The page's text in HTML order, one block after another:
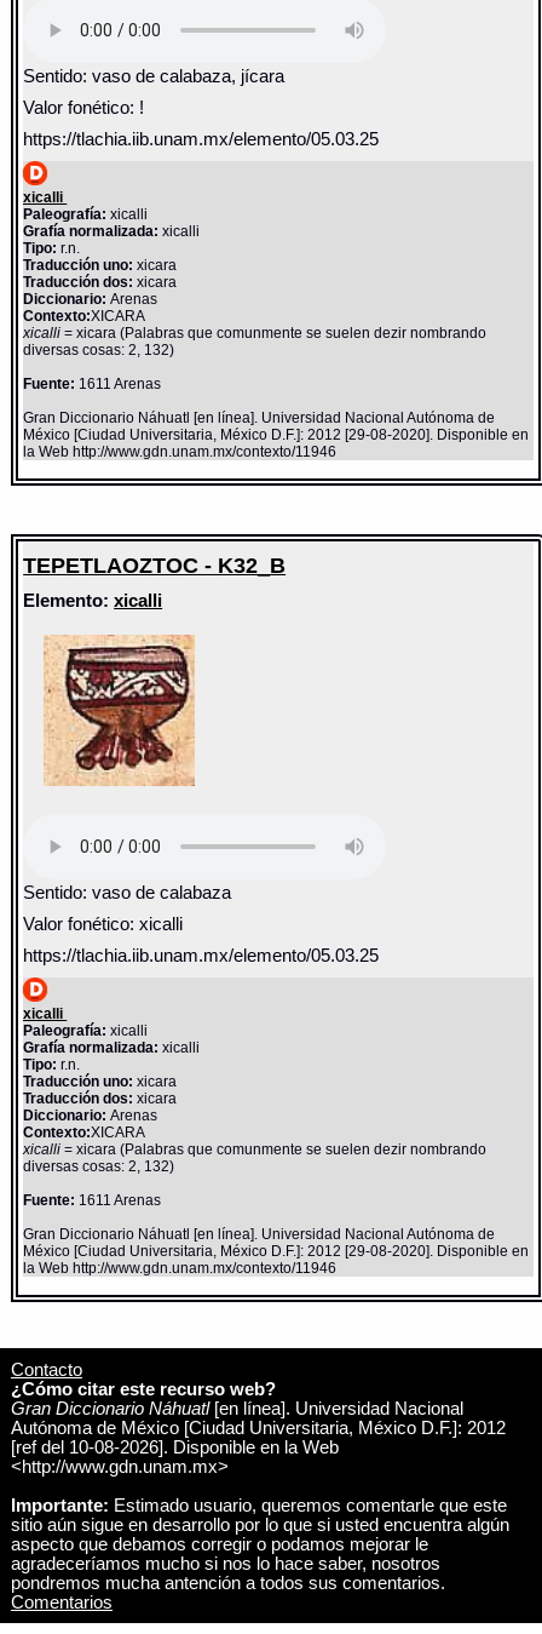
Sentido: vaso de calabaza, jícara
Valor fonético: !
https://tlachia.iib.unam.mx/elemento/05.03.25
xicalli
Paleografía: xicalli
Grafía normalizada: xicalli
Tipo: r.n.
Traducción uno: xicara
Traducción dos: xicara
Diccionario:Arenas
Contexto:XICARA
xicalli= xicara (Palabras que comunmente se suelen dezir nombrando
diversas cosas: 2, 132)
Fuente: 1611 Arenas
Gran Diccionario Náhuatl [en línea]. Universidad Nacional Autónoma de
México [Ciudad Universitaria, México D.F.]: 2012 [29-08-2020]. Disponible en
la Web http://www.gdn.unam.mx/contexto/11946
TEPETLAOZTOC - K32_B
Elemento:xicalli
Sentido: vaso de calabaza
Valor fonético: xicalli
https://tlachia.iib.unam.mx/elemento/05.03.25
xicalli
Paleografía: xicalli
Grafía normalizada: xicalli
Tipo: r.n.
Traducción uno: xicara
Traducción dos: xicara
Diccionario:Arenas
Contexto:XICARA
xicalli= xicara (Palabras que comunmente se suelen dezir nombrando
diversas cosas: 2, 132)
Fuente: 1611 Arenas
Gran Diccionario Náhuatl [en línea]. Universidad Nacional Autónoma de
México [Ciudad Universitaria, México D.F.]: 2012 [29-08-2020]. Disponible en
la Web http://www.gdn.unam.mx/contexto/11946
Contacto
¿Cómo citar este recurso web?
Gran Diccionario Náhuatl[en línea]. Universidad Nacional
Autónoma de México [Ciudad Universitaria, México D.F.]: 2012
[ref del 10-08-2026]. Disponible en la Web
<http://www.gdn.unam.mx>
Importante: Estimado usuario, queremos comentarle que este
sitio aún sigue en desarrollo por lo que si usted encuentra algún
aspecto que debamos corregir o podamos mejorar le
agradeceríamos mucho si nos lo hace saber, nosotros
pondremos mucha antención a todos sus comentarios.
Comentarios